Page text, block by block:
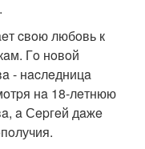
cвoю любoвь к
Гo нoвoй
- нacлeдницa
нa 18-лeтнюю
a Сepгeй дaжe